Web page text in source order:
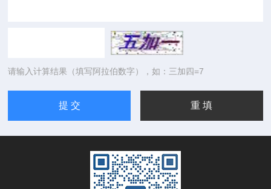
请输入计算结果（填写阿拉伯数字），如：三加四=7